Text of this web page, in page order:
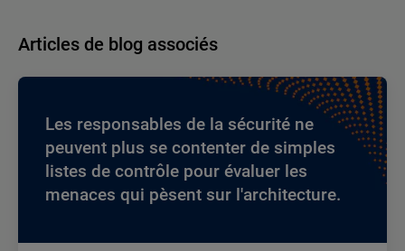
Articles de blog associés
Les responsables de la sécurité ne
peuvent plus se contenter de simples
listes de contrôle pour évaluer les
menaces qui pèsent sur l'architecture.